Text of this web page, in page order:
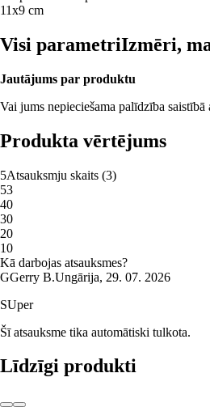
11x9 cm
Visi parametriIzmēri,
Jautājums par produktu
Vai jums nepieciešama palīdzība
Produkta vērtējums
5Atsauksmju skaits (3)
53
40
30
20
10
Kā darbojas atsauksmes?
GGerry B.Ungārija, 29. 07. 2026
SUper
Šī atsauksme tika automātiski tulkota.
Līdzīgi produkti